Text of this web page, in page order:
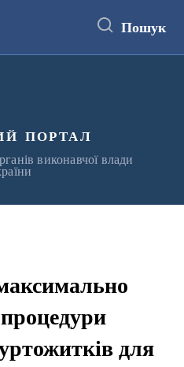
Пошук
портал
виконавчої влади
для